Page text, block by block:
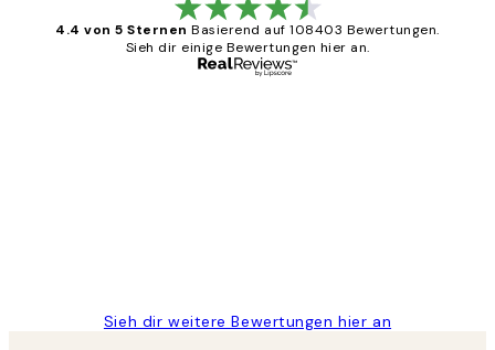
4.4 von 5 Sternen Basierend auf 108403 Bewertungen.
Sieh dir einige Bewertungen hier an.
Sieh dir weitere Bewertungen hier an